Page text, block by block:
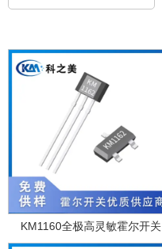
KM1160全极高灵敏霍尔开关